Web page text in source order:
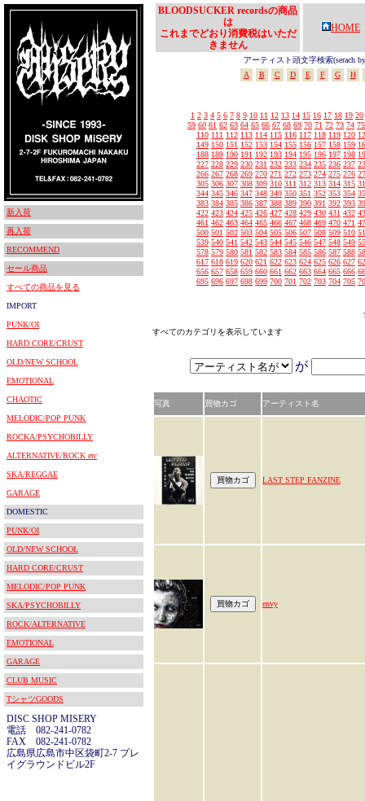
新入荷
再入荷
RECOMMEND
セール商品
すべての商品を見る
IMPORT
PUNK/OI
HARD CORE/CRUST
OLD/NEW SCHOOL
EMOTIONAL
CHAOTIC
MELODIC/POP PUNK
ROCKA/PSYCHOBILLY
ALTERNATIVE/ROCK etc
SKA/REGGAE
GARAGE
DOMESTIC
PUNK/OI
OLD/NEW SCHOOL
HARD CORE/CRUST
MELODIC/POP PUNK
SKA/PSYCHOBILLY
ROCK/ALTERNATIVE
EMOTIONAL
GARAGE
CLUB MUSIC
TシャツGOODS
DISC SHOP MISERY
電話 082-241-0782
FAX 082-241-0782
広島県広島市中区袋町2-7 プレ
イグラウンドビル2F
BLOODSUCKER recordsの商品
は
これまでどおり消費税はいただ
きません
HOME
アーティスト頭文字検索(serach
A
B C D E F G H
1 2 3 4 5 6 7 8 9 10 11 12 13 14 15 16 17 18 19 20
59 60 61 62 63 64 65 66 67 68 69 70 71 72 73 74 75
110 111 112 113 114 115 116 117 118 119 120
149 150 151 152 153 154 155 156 157 158 159
188 189 190 191 192 193 194 195 196 197 198
227 228 229 230 231 232 233 234 235 236 237
266 267 268 269 270 271 272 273 274 275 276
305 306 307 308 309 310 311 312 313 314 315
344 345 346 347 348 349 350 351 352 353 354
383 384 385 386 387 388 389 390 391 392 393
422 423 424 425 426 427 428 429 430 431 432
461 462 463 464 465 466 467 468 469 470 471
500 501 502 503 504 505 506 507 508 509 510
539 540 541 542 543 544 545 546 547 548 549
578 579 580 581 582 583 584 585 586 587 588
617 618 619 620 621 622 623 624 625 626 627
656 657 658 659 660 661 662 663 664 665 666
695 696 697 698 699 700 701 702 703 704 705
すべてのカテゴリを表示しています
が
写真 買物カゴ アーティスト名
LAST STEP FANZINE
envy